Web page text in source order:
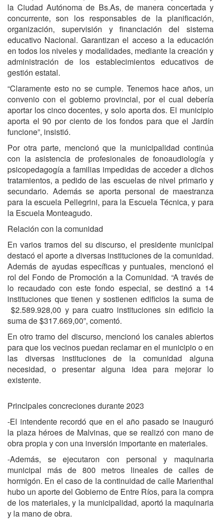
la Ciudad Autónoma de Bs.As, de manera concertada y
concurrente, son los responsables de la planificación,
organización, supervisión y financiación del sistema
educativo Nacional. Garantizan el acceso a la educación
en todos los niveles y modalidades, mediante la creación y
administración de los establecimientos educativos de
gestión estatal.
“Claramente esto no se cumple. Tenemos hace años, un
convenio con el gobierno provincial, por el cual debería
aportar los cinco docentes, y solo aporta dos. El municipio
aporta el 90 por ciento de los fondos para que el Jardín
funcione”, insistió.
Por otra parte, mencionó que la municipalidad continúa
con la asistencia de profesionales de fonoaudiología y
psicopedagogía a familias impedidas de acceder a dichos
tratamientos, a pedido de las escuelas de nivel primario y
secundario. Además se aporta personal de maestranza
para la escuela Pellegrini, para la Escuela Técnica, y para
la Escuela Monteagudo.
Relación con la comunidad
En varios tramos del su discurso, el presidente municipal
destacó el aporte a diversas instituciones de la comunidad.
Además de ayudas específicas y puntuales, mencionó el
rol del Fondo de Promoción a la Comunidad. “A través de
lo recaudado con este fondo especial, se destinó a 14
instituciones que tienen y sostienen edificios la suma de
$2.589.928,00 y para cuatro instituciones sin edificio la
suma de $317.669,00”, comentó.
En otro tramo del discurso, mencionó los canales abiertos
para que los vecinos puedan reclamar en el municipio o en
las diversas instituciones de la comunidad alguna
necesidad, o presentar alguna idea para mejorar lo
existente.
Principales concreciones durante 2023
-El intendente recordó que en el año pasado se inauguró
la plaza héroes de Malvinas, que se realizó con mano de
obra propia y con una inversión importante en materiales.
-Además, se ejecutaron con personal y maquinaria
municipal más de 800 metros lineales de calles de
hormigón. En el caso de la continuidad de calle Marienthal
hubo un aporte del Gobierno de Entre Ríos, para la compra
de los materiales, y la municipalidad, aportó la maquinaria
y la mano de obra.